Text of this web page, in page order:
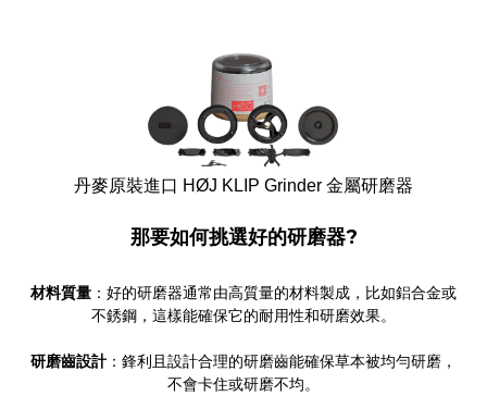
丹麥原裝進口 HØJ KLIP Grinder 金屬研磨器
那要如何挑選好的研磨器?
材料質量 ：好的研磨器通常由高質量的材料製成，比如鋁合金或
不銹鋼，這樣能確保它的耐用性和研磨效果。
研磨齒設計：鋒利且設計合理的研磨齒能確保草本被均勻研磨，
不會卡住或研磨不均。